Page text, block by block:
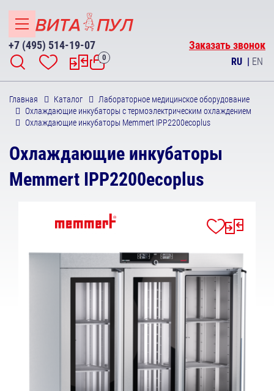
+7 (495) 514-19-07 Заказать звонок
0 RU | EN
Главная Каталог
Лабораторное медицинское оборудование
Охлаждающие инкубаторы с термоэлектрическим охлаждением
Охлаждающие инкубаторы Memmert IPP2200ecoplus
Охлаждающие инкубаторы
Memmert IPP2200ecoplus